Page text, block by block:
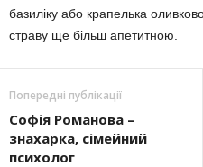
базиліку або крапелька
страву ще більш апетитною.
Попередні публікації
Софія Романова –
знахарка, сімейний
психолог